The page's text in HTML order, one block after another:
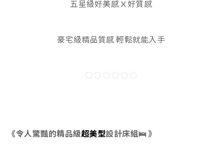
五星級好美感 X 好質感
豪宅級精品質感 輕鬆就能入手
《令人驚豔的精品級超美型設計床組🛌 》